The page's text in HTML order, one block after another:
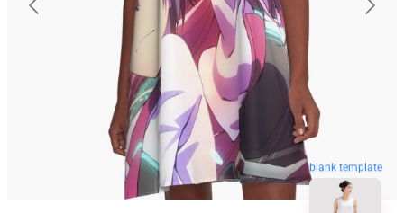
blank template